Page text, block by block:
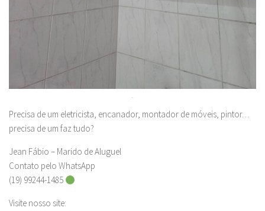
.
Precisa de um eletricista, encanador, montador de móveis, pintor…
precisa de um faz tudo?
Jean Fábio – Marido de Aluguel
Contato pelo WhatsApp
(19) 99244-1485
Visite nosso site: